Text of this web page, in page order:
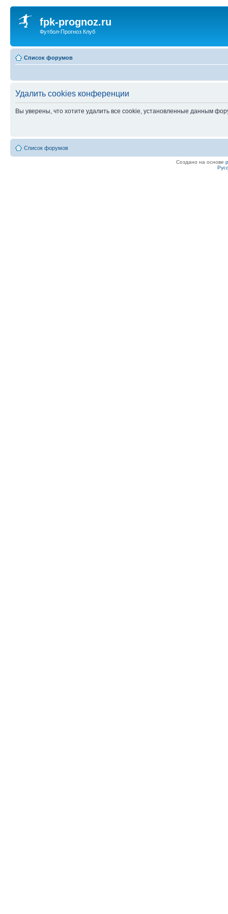
fpk-prognoz.ru
Футбол-Прогноз Клуб
Список форумов
Удалить cookies конференции
Вы уверены, что хотите удалить все cookie, установленные данным
Список форумов
Создано на основе